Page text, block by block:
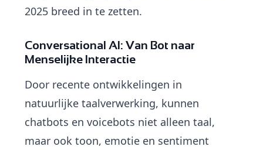
2025 breed in te zetten.
Conversational AI: Van Bot naar
Menselijke Interactie
Door recente ontwikkelingen in
natuurlijke taalverwerking, kunnen
chatbots en voicebots niet alleen taal,
maar ook toon, emotie en sentiment